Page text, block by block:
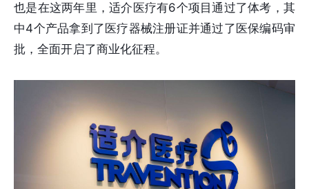
也是在这两年里，适介医疗有6个项目通过了体考，其
中4个产品拿到了医疗器械注册证并通过了医保编码审
批，全面开启了商业化征程。